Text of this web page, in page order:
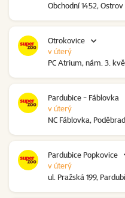
Obchodní 1452,
Otrokovice
PC Atrium, nám. 3.
v úterý
Pardubice - Fáblovka
NC Fáblovka,
v úterý
Pardubice Popkovice
ul. Pražská 199,
v úterý